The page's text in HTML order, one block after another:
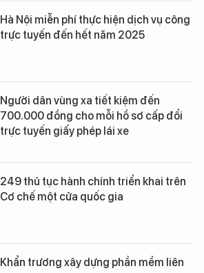
Hà Nội miễn phí thực hiện dịch vụ công
trực tuyến đến hết năm 2025
Người dân vùng xa tiết kiệm đến
700.000 đồng cho mỗi hồ sơ cấp đổi
trực tuyến giấy phép lái xe
249 thủ tục hành chính triển khai trên
Cơ chế một cửa quốc gia
Khẩn trương xây dựng phần mềm liên